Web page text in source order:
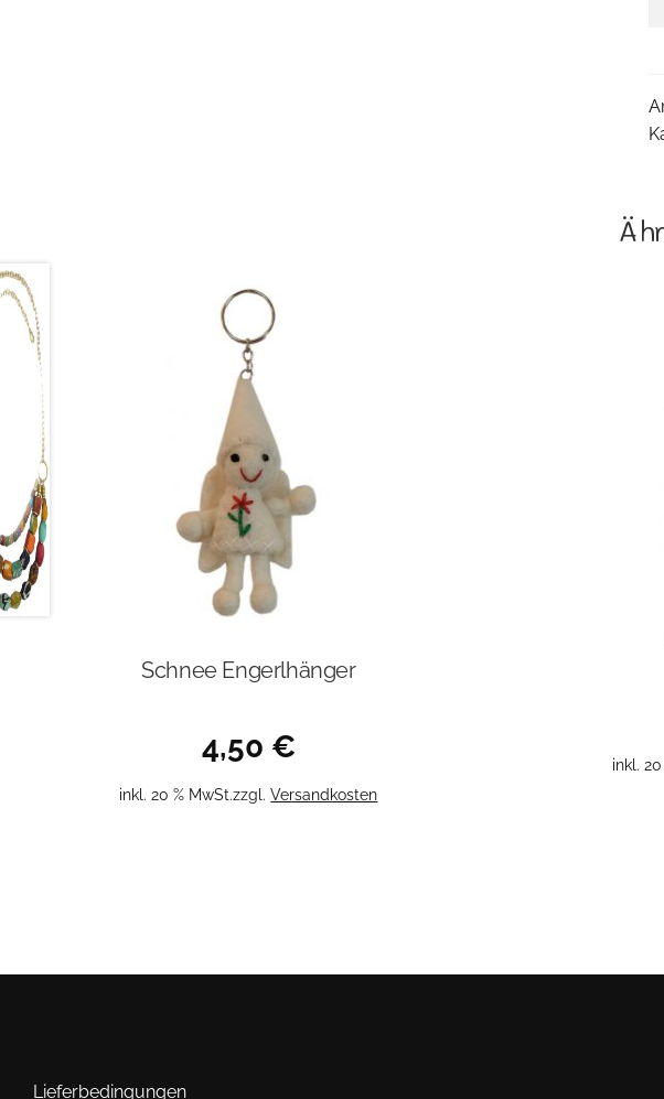
Schnee Engerlhänger
4,50 €
inkl. 20 % MwSt.zzgl.Versandkosten
inkl.
Lieferbedingungen